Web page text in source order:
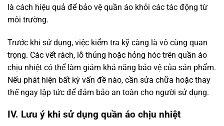
là cách hiệu quả để bảo vệ quần áo khỏi các tác động từ
môi trường.
Trước khi sử dụng, việc kiểm tra kỹ càng là vô cùng quan
trọng. Các vết rách, lỗ thủng hoặc hỏng hóc trên quần áo
chịu nhiệt có thể làm giảm khả năng bảo vệ của sản phẩm.
Nếu phát hiện bất kỳ vấn đề nào, cần sửa chữa hoặc thay
thế ngay lập tức để đảm bảo an toàn cho người sử dụng.
IV. Lưu ý khi sử dụng quần áo chịu nhiệt